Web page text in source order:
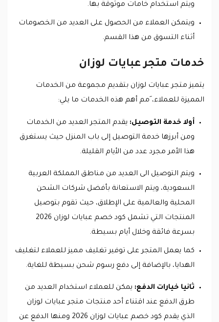
ويتم استخدام خامات موثوقة بها.
ويتمكن العملاء من الحصول على العديد من الخصومات
أثناء التسوق من هذا القسم.
خدمات متجر عبايات لوزان
يتميز متجر عبايات لوزان بتقديم مجموعة من الخدمات
المميزة للعملاء، َمم أهم هذه الخدمات ما يلي:
أولا خدمة التوصيل: يقدم المتجر العديد من الخدمات
ومن أبرزها خدمة التوصيل إلى باب المنزل حيث يستغرق
هذا الأمر مجرد عدد من الأيام القليلة.
ويتم التوصيل الى العديد من مناطق المملكة العربية
السعودية، ويتم الاستعانة بأفضل شركات الشحن
المحلية والعالمية على الإطلاق، حيث تقوم بتوصيل
المنتجات التي تشمل كود خصم عبايات لوزان 2026
بسرعة فائقة وخلال أيام بسيطة.
كما يعمل المتجر على توفير تغليف مميز للعملاء لتغليف
الهدايا، بالإضافة إلى دفع رسوم شحن بسيطة للغاية.
ثانيا خيارات الدفع: يمكن للعملاء استخدام العديد من
طرق الدفع عند اقتناء أحد منتجات متجر عبايات لوزان
الذي يقدم كود خصم عبايات لوزان 2026 ومنها الدفع عن